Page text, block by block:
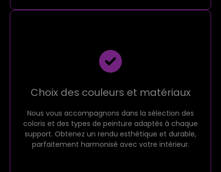
Choix des couleurs et matériaux
Nous vous accompagnons dans la sélection des
coloris et des types de peinture adaptés à chaque
support. Obtenez un rendu esthétique et durable,
parfaitement harmonisé avec votre intérieur.